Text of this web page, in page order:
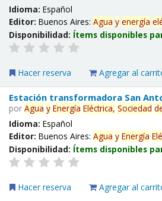
Idioma:Español
Editor:Buenos Aires:Agua y energía
Disponibilidad: Ítems disponibles
Hacer reserva Agregar al
Estación transformadora San
porAgua y Energía Eléctrica, Sociedad
Idioma:Español
Editor:Buenos Aires:Agua y Energía
Disponibilidad: Ítems disponibles
Hacer reserva Agregar al